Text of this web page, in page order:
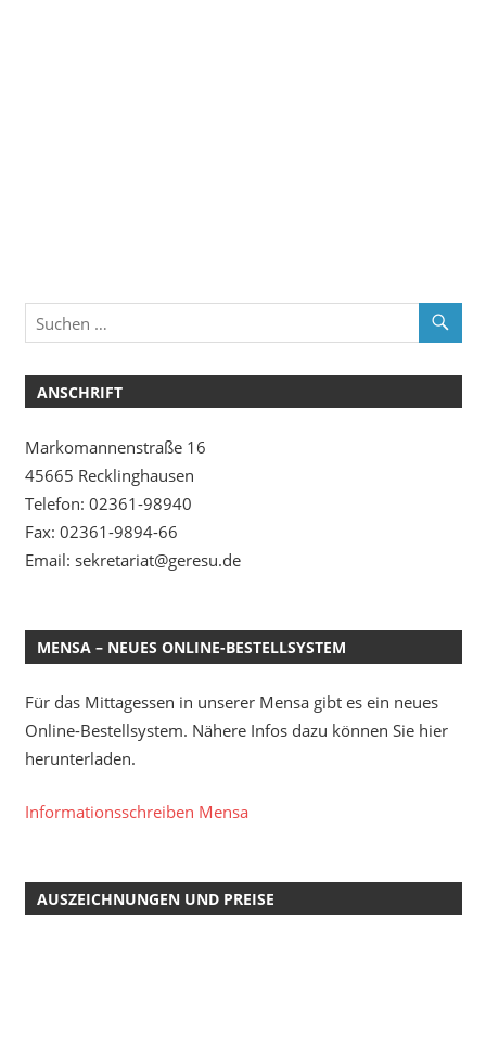
ANSCHRIFT
Markomannenstraße 16
45665 Recklinghausen
Telefon: 02361-98940
Fax: 02361-9894-66
Email: sekretariat@geresu.de
MENSA – NEUES ONLINE-BESTELLSYSTEM
Für das Mittagessen in unserer Mensa gibt es ein neues
Online-Bestellsystem. Nähere Infos dazu können Sie hier
herunterladen.
Informationsschreiben Mensa
AUSZEICHNUNGEN UND PREISE